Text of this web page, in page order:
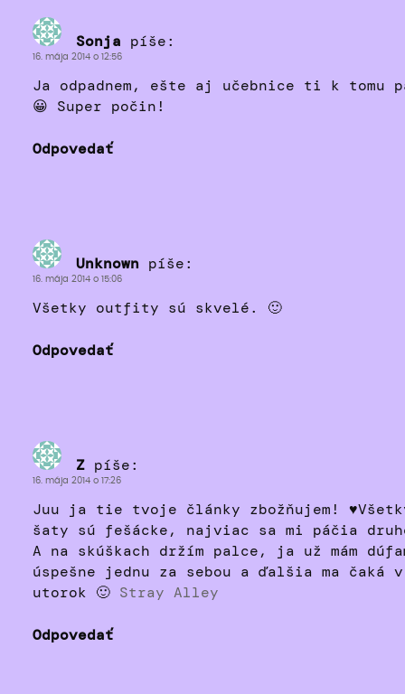
Sonja píše:
16. mája 2014 o 12:56
Ja odpadnem, ešte aj učebnice ti k tomu
😀 Super počin!
Odpovedať
Unknown píše:
16. mája 2014 o 15:06
Všetky outfity sú skvelé. 🙂
Odpovedať
Z píše:
16. mája 2014 o 17:26
Juu ja tie tvoje články zbožňujem!
šaty sú fešácke, najviac sa mi páčia
A na skúškach držím palce, ja už mám
úspešne jednu za sebou a ďalšia ma čaká v
utorok 🙂 Stray Alley
Odpovedať